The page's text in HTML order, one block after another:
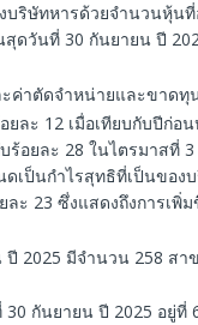
ริษัทหารด้วยจำนวนหุ้นที่
ดวันที่ 30 กันยายน ปี
าตัดจำหน่ายและขาดทุ
ละ 12 เมื่อเทียบกับปีก่อ
ร้อยละ 28 ในไตรมาสที่
เป็นกำไรสุทธิที่เป็นของ
23 ซึ่งแสดงถึงการเพิ่ม
2025 มีจำนวน 258 สา
กันยายน ปี 2025 อยู่ที่